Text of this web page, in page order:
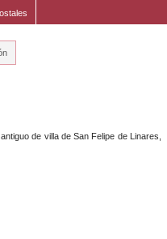
de villa de San Felipe de Linares,